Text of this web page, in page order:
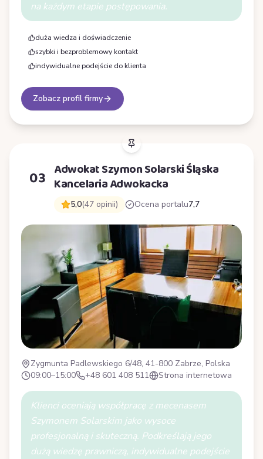
na każdym etapie postępowania.
duża wiedza i doświadczenie
szybki i bezproblemowy kontakt
indywidualne podejście do klienta
Zobacz profil firmy
03 Adwokat Szymon Solarski Śląska
Kancelaria Adwokacka
5,0(47 opinii) Ocena portalu7,7
Zygmunta Padlewskiego 6/48, 41-800 Zabrze, Polska
09:00–15:00
+48 601 408 511 Strona internetowa
Klienci oceniają współpracę z mecenasem
Szymonem Solarskim jako wysoce
profesjonalną i skuteczną. Podkreślają jego
dużą wiedzę prawniczą, indywidualne podejście